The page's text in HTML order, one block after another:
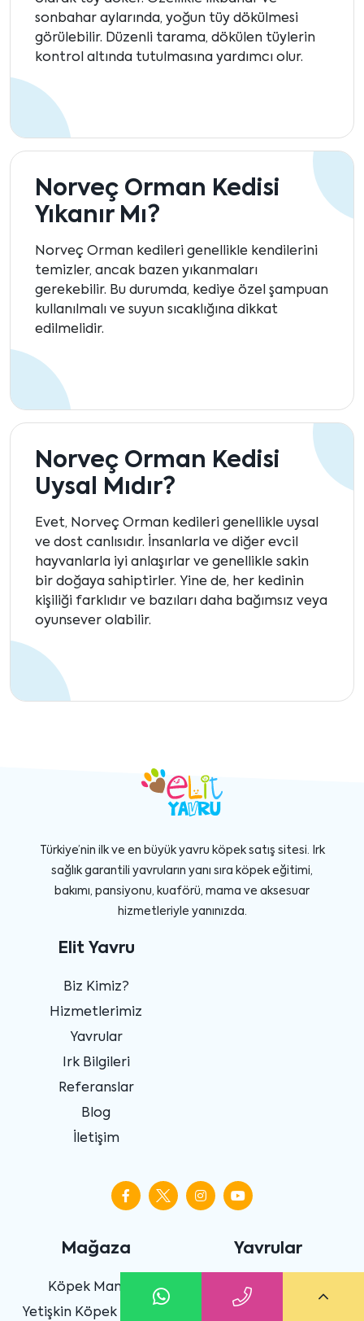
sonbahar aylarında, yoğun tüy dökülmesi
görülebilir. Düzenli tarama, dökülen tüylerin
kontrol altında tutulmasına yardımcı olur.
Norveç Orman Kedisi
Yıkanır Mı?
Norveç Orman kedileri genellikle kendilerini
temizler, ancak bazen yıkanmaları
gerekebilir. Bu durumda, kediye özel şampuan
kullanılmalı ve suyun sıcaklığına dikkat
edilmelidir.
Norveç Orman Kedisi
Uysal Mıdır?
Evet, Norveç Orman kedileri genellikle uysal
ve dost canlısıdır. İnsanlarla ve diğer evcil
hayvanlarla iyi anlaşırlar ve genellikle sakin
bir doğaya sahiptirler. Yine de, her kedinin
kişiliği farklıdır ve bazıları daha bağımsız veya
oyunsever olabilir.
Türkiye’nin ilk ve en büyük yavru köpek satış sitesi. Irk
sağlık garantili yavruların yanı sıra köpek eğitimi,
bakımı, pansiyonu, kuaförü, mama ve aksesuar
hizmetleriyle yanınızda.
Elit Yavru
Biz Kimiz?
Hizmetlerimiz
Yavrular
Irk Bilgileri
Referanslar
Blog
İletişim
Mağaza
Köpek Maması
Yetişkin Köpek Maması
Yavrular
Yavru Köpek